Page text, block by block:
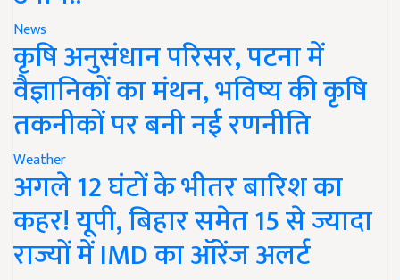
News
कृषि अनुसंधान परिसर, पटना में
वैज्ञानिकों का मंथन, भविष्य की कृषि
तकनीकों पर बनी नई रणनीति
Weather
अगले 12 घंटों के भीतर बारिश का
कहर! यूपी, बिहार समेत 15 से ज्यादा
राज्यों में IMD का ऑरेंज अलर्ट